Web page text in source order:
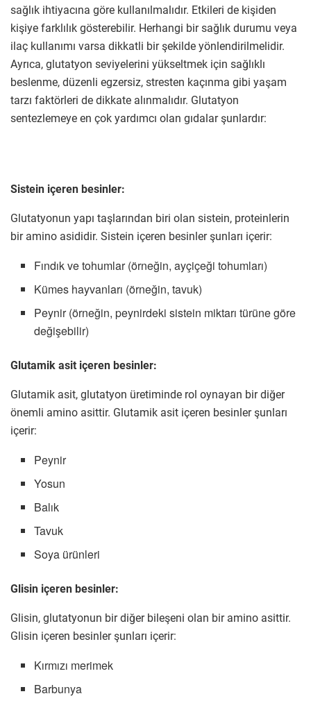
sağlık ihtiyacına göre kullanılmalıdır. Etkileri de kişiden
kişiye farklılık gösterebilir. Herhangi bir sağlık durumu veya
ilaç kullanımı varsa dikkatli bir şekilde yönlendirilmelidir.
Ayrıca, glutatyon seviyelerini yükseltmek için sağlıklı
beslenme, düzenli egzersiz, stresten kaçınma gibi yaşam
tarzı faktörleri de dikkate alınmalıdır. Glutatyon
sentezlemeye en çok yardımcı olan gıdalar şunlardır:
Sistein içeren besinler:
Glutatyonun yapı taşlarından biri olan sistein, proteinlerin
bir amino asididir. Sistein içeren besinler şunları içerir:
Fındık ve tohumlar (örneğin, ayçiçeği tohumları)
Kümes hayvanları (örneğin, tavuk)
Peynir (örneğin, peynirdeki sistein miktarı türüne göre
değişebilir)
Glutamik asit içeren besinler:
Glutamik asit, glutatyon üretiminde rol oynayan bir diğer
önemli amino asittir. Glutamik asit içeren besinler şunları
içerir:
Peynir
Yosun
Balık
Tavuk
Soya ürünleri
Glisin içeren besinler:
Glisin, glutatyonun bir diğer bileşeni olan bir amino asittir.
Glisin içeren besinler şunları içerir:
Kırmızı merimek
Barbunya